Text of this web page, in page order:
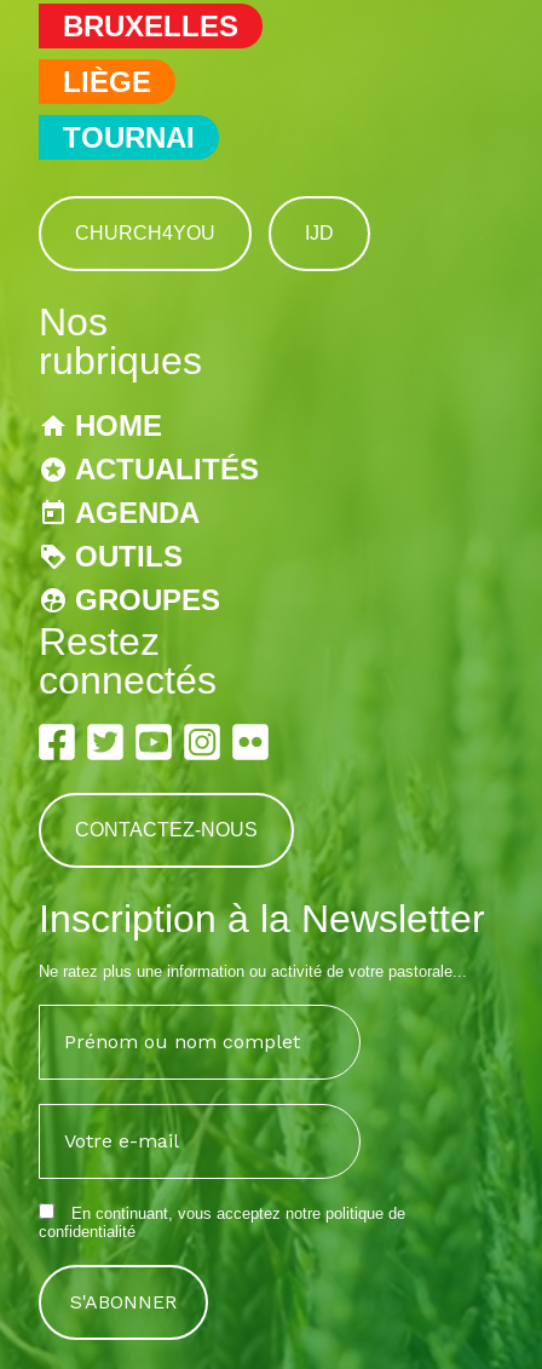
BRUXELLES
LIÈGE
TOURNAI
CHURCH4YOU IJD
Nos
rubriques
HOME
ACTUALITÉS
AGENDA
OUTILS
GROUPES
Restez
connectés
CONTACTEZ-NOUS
Inscription à la Newsletter
Ne ratez plus une information ou activité de votre pastorale...
En continuant, vous acceptez notre politique de
confidentialité